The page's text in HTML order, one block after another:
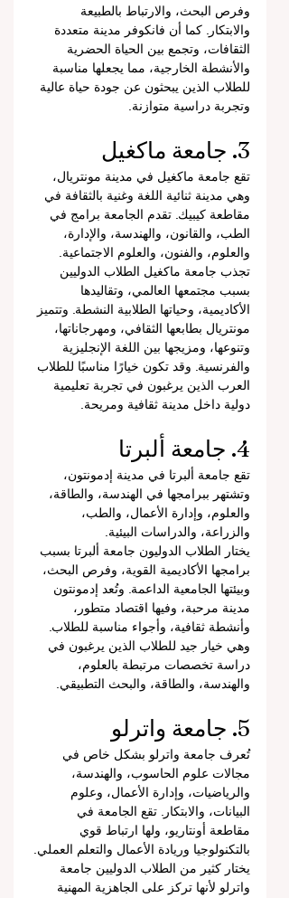
وفرص البحث، والارتباط بالطبيعة
والابتكار. كما أن فانكوفر مدينة متعددة
الثقافات، وتجمع بين الحياة الحضرية
والأنشطة الخارجية، مما يجعلها مناسبة
للطلاب الذين يبحثون عن جودة حياة عالية
وتجربة دراسية متوازنة.
3. جامعة ماكغيل
تقع جامعة ماكغيل في مدينة مونتريال،
وهي مدينة ثنائية اللغة وغنية بالثقافة في
مقاطعة كيبيك. تقدم الجامعة برامج في
الطب، والقانون، والهندسة، والإدارة،
والعلوم، والفنون، والعلوم الاجتماعية.
تجذب جامعة ماكغيل الطلاب الدوليين
بسبب مجتمعها العالمي، وتقاليدها
الأكاديمية، وحياتها الطلابية النشطة. وتتميز
مونتريال بطابعها الثقافي، ومهرجاناتها،
وتنوعها، ومزيجها بين اللغة الإنجليزية
والفرنسية. وقد تكون خيارًا مناسبًا للطلاب
العرب الذين يرغبون في تجربة تعليمية
دولية داخل مدينة ثقافية ومريحة.
4. جامعة ألبرتا
تقع جامعة ألبرتا في مدينة إدمونتون،
وتشتهر ببرامجها في الهندسة، والطاقة،
والعلوم، وإدارة الأعمال، والطب،
والزراعة، والدراسات البيئية.
يختار الطلاب الدوليون جامعة ألبرتا بسبب
برامجها الأكاديمية القوية، وفرص البحث،
وبيئتها الجامعية الداعمة. وتُعد إدمونتون
مدينة مرحبة، وفيها اقتصاد متطور،
وأنشطة ثقافية، وأجواء مناسبة للطلاب.
وهي خيار جيد للطلاب الذين يرغبون في
دراسة تخصصات مرتبطة بالعلوم،
والهندسة، والطاقة، والبحث التطبيقي.
5. جامعة واترلو
تُعرف جامعة واترلو بشكل خاص في
مجالات علوم الحاسوب، والهندسة،
والرياضيات، وإدارة الأعمال، وعلوم
البيانات، والابتكار. تقع الجامعة في
مقاطعة أونتاريو، ولها ارتباط قوي
بالتكنولوجيا وريادة الأعمال والتعلم العملي.
يختار كثير من الطلاب الدوليين جامعة
واترلو لأنها تركز على الجاهزية المهنية